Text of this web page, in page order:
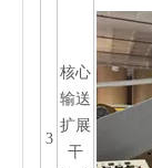
3
核心
输送
扩展
干